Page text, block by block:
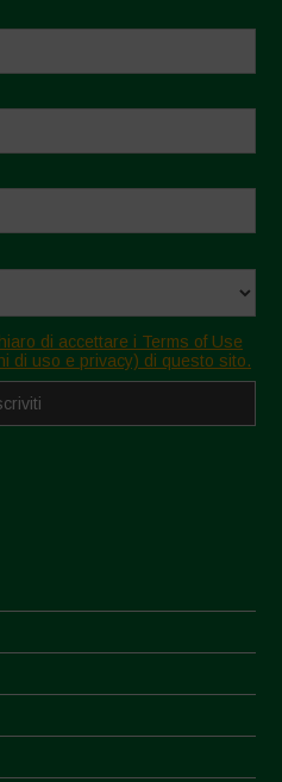
di accettare i Terms of Use
di uso e privacy) di questo sito.